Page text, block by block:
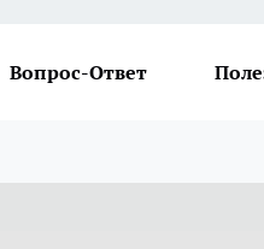
Вопрос-Ответ